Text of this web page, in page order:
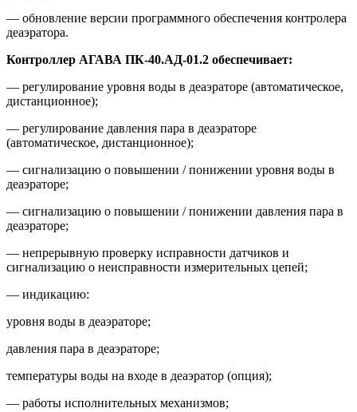
— обновление версии программного обеспечения контролера
деаэратора.
Контроллер АГАВА ПК-40.АД-01.2 обеспечивает:
— регулирование уровня воды в деаэраторе (автоматическое,
дистанционное);
— регулирование давления пара в деаэраторе
(автоматическое, дистанционное);
— сигнализацию о повышении / понижении уровня воды в
деаэраторе;
— сигнализацию о повышении / понижении давления пара в
деаэраторе;
— непрерывную проверку исправности датчиков и
сигнализацию о неисправности измерительных цепей;
— индикацию:
уровня воды в деаэраторе;
давления пара в деаэраторе;
температуры воды на входе в деаэратор (опция);
— работы исполнительных механизмов;